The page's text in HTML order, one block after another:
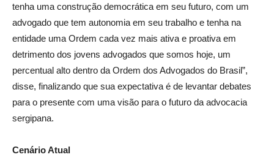
tenha uma construção democrática em seu futuro, com um
advogado que tem autonomia em seu trabalho e tenha na
entidade uma Ordem cada vez mais ativa e proativa em
detrimento dos jovens advogados que somos hoje, um
percentual alto dentro da Ordem dos Advogados do Brasil”,
disse, finalizando que sua expectativa é de levantar debates
para o presente com uma visão para o futuro da advocacia
sergipana.
Cenário Atual